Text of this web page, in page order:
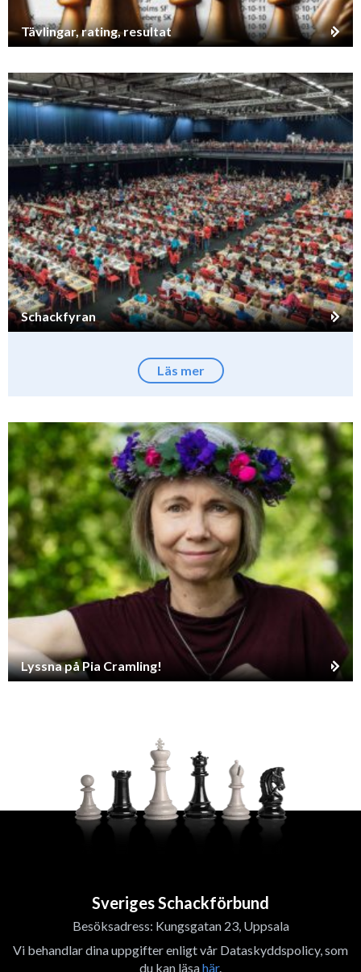
Tävlingar, rating, resultat
Schackfyran
Läs mer
Lyssna på Pia Cramling!
Sveriges Schackförbund
Besöksadress: Kungsgatan 23, Uppsala
Vi behandlar dina uppgifter enligt vår Dataskyddspolicy, som
du kan läsahär.